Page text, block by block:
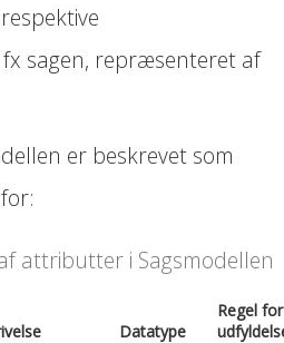
sagen, repræsenteret af
er beskrevet som
attributter i Sagsmodellen
Datatype
Regel for